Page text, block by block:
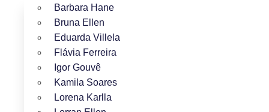
Barbara Hane
Bruna Ellen
Eduarda Villela
Flávia Ferreira
Igor Gouvê
Kamila Soares
Lorena Karlla